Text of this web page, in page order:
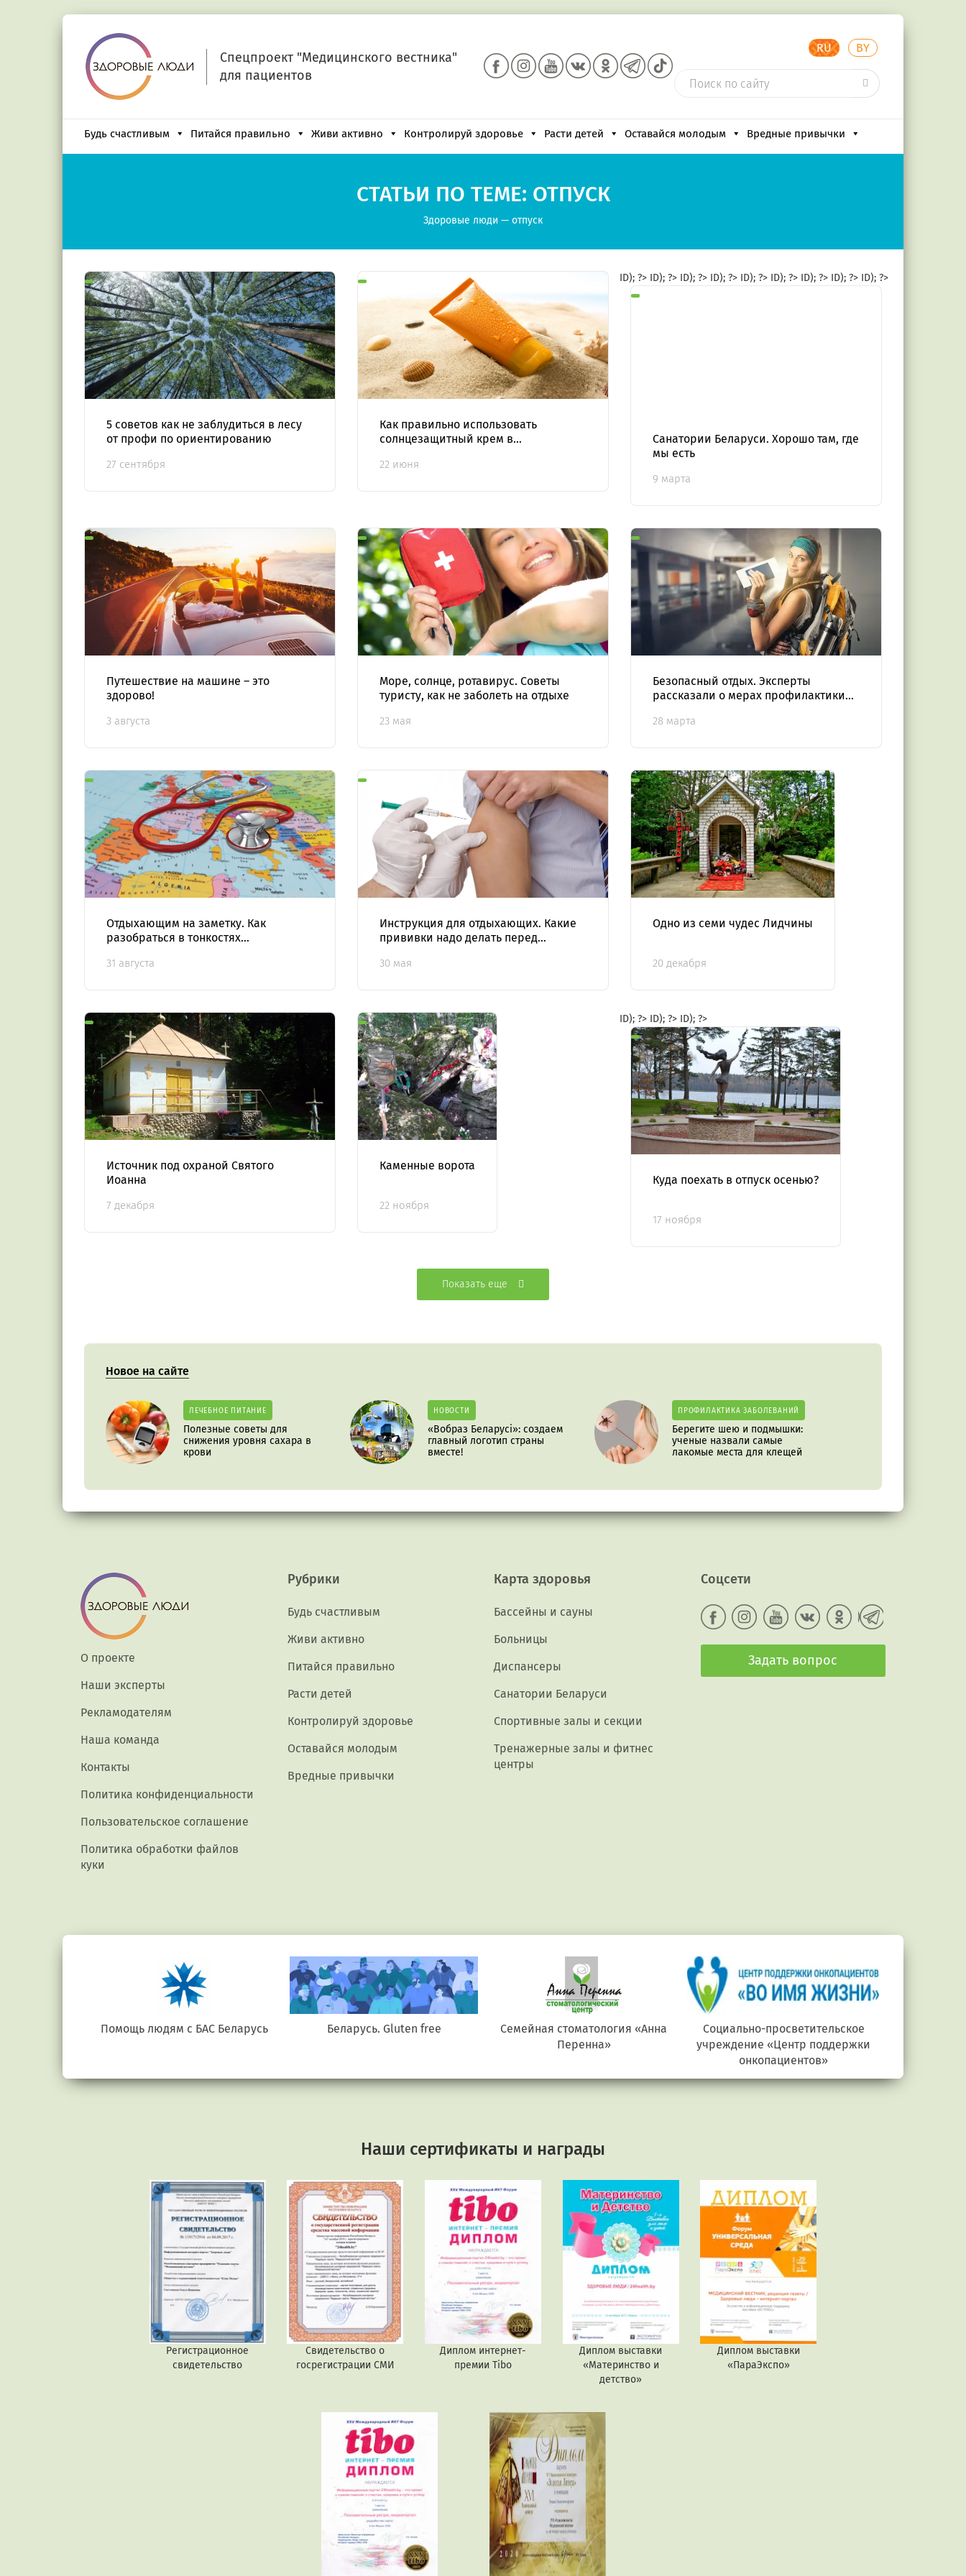
Спецпроект "Медицинского вестника"
для пациентов
RU BY
Будь счастливым Питайся правильно Живи активно Контролируй здоровье Расти детей Оставайся молодым Вредные привычки
СТАТЬИ ПО ТЕМЕ: ОТПУСК
Здоровые люди — отпуск
ID); ?>
5 советов как не заблудиться в лесу
от профи по ориентированию
27 сентября
ID); ?>
Как правильно использовать
солнцезащитный крем в
22 июня
ID); ?>
Санатории Беларуси. Хорошо там, где
мы есть
9 марта
ID); ?>
Путешествие на машине – это
здорово!
3 августа
ID); ?>
Море, солнце, ротавирус. Советы
туристу, как не заболеть на отдыхе
23 мая
ID); ?>
Безопасный отдых. Эксперты
рассказали о мерах профилактики
28 марта
ID); ?>
Отдыхающим на заметку. Как
разобраться в тонкостях
выезде за границу?
31 августа
ID); ?>
Инструкция для отдыхающих. Какие
прививки надо делать перед
30 мая
ID); ?>
Одно из семи чудес Лидчины
20 декабря
ID); ?>
Источник под охраной Святого
Иоанна
7 декабря
ID); ?>
Каменные ворота
22 ноября
ID); ?>
Куда поехать в отпуск осенью?
17 ноября
Показать еще
Новое на сайте
ЛЕЧЕБНОЕ ПИТАНИЕ
Полезные советы для
снижения уровня сахара в
крови
НОВОСТИ
«Вобраз Беларусі»: создаем
главный логотип страны
вместе!
ПРОФИЛАКТИКА ЗАБОЛЕВАНИЙ
Берегите шею и подмышки:
ученые назвали самые
лакомые места для клещей
О проекте
Наши эксперты
Рекламодателям
Наша команда
Контакты
Политика конфиденциальности
Пользовательское соглашение
Политика обработки файлов
куки
Рубрики
Будь счастливым
Живи активно
Питайся правильно
Расти детей
Контролируй здоровье
Оставайся молодым
Вредные привычки
Карта здоровья
Бассейны и сауны
Больницы
Диспансеры
Санатории Беларуси
Спортивные залы и секции
Тренажерные залы и фитнес
центры
Соцсети
Задать вопрос
Помощь людям с БАС Беларусь Беларусь. Gluten free
Семейная стоматология «Анна
Перенна»
Социально-просветительское
учреждение «Центр поддержки
онкопациентов»
Наши сертификаты и награды
Регистрационное
свидетельство
Свидетельство о
госрегистрации СМИ
Диплом интернет-
премии Tibo
Диплом выставки
«Материнство и
детство»
Диплом выставки
«ПараЭкспо»